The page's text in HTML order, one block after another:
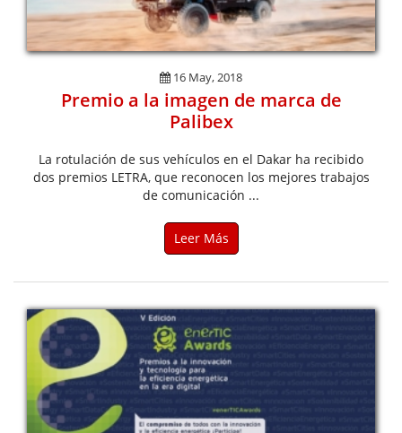
16 May, 2018
Premio a la imagen de marca de
Palibex
La rotulación de sus vehículos en el Dakar ha recibido
dos premios LETRA, que reconocen los mejores trabajos
de comunicación ...
Leer Más